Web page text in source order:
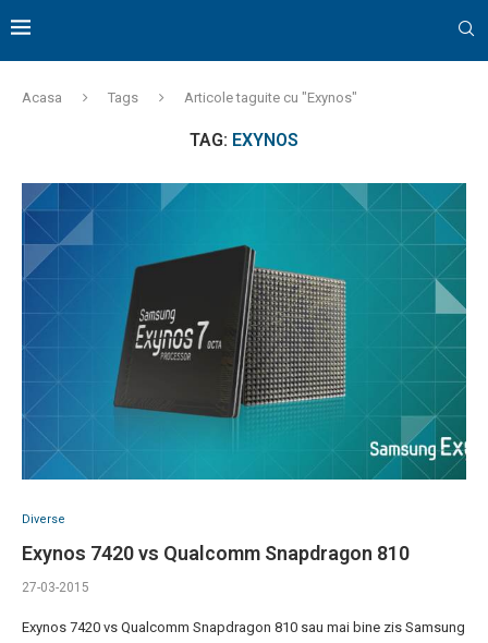
Acasa Tags Articole taguite cu "Exynos"
TAG: EXYNOS
Diverse
Exynos 7420 vs Qualcomm Snapdragon 810
27-03-2015
Exynos 7420 vs Qualcomm Snapdragon 810 sau mai bine zis Samsung